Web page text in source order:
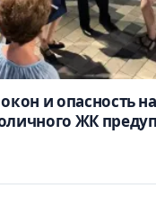
и опасность
ЖК